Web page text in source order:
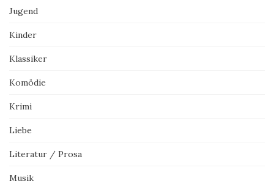
Jugend
Kinder
Klassiker
Komödie
Krimi
Liebe
Literatur / Prosa
Musik